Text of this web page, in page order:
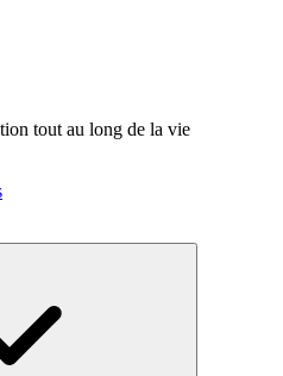
tout au long de la vie